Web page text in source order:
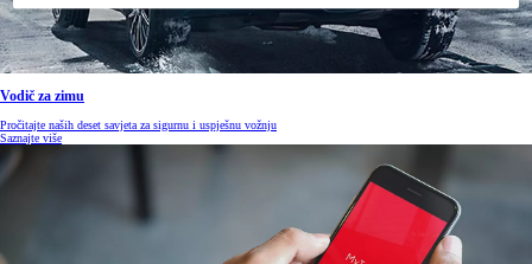
Vodič za zimu
Pročitajte naših deset savjeta za sigurnu i uspješnu vožnju
Saznajte više